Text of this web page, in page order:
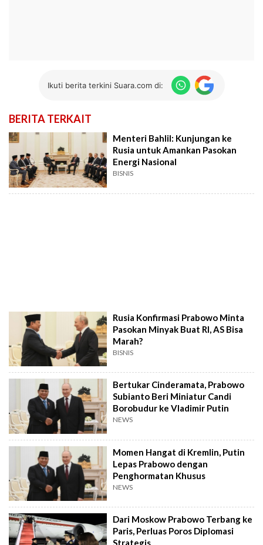
Ikuti berita terkini Suara.com di:
BERITA TERKAIT
Menteri Bahlil: Kunjungan ke
Rusia untuk Amankan Pasokan
Energi Nasional
BISNIS
Rusia Konfirmasi Prabowo Minta
Pasokan Minyak Buat RI, AS Bisa
Marah?
BISNIS
Bertukar Cinderamata, Prabowo
Subianto Beri Miniatur Candi
Borobudur ke Vladimir Putin
NEWS
Momen Hangat di Kremlin, Putin
Lepas Prabowo dengan
Penghormatan Khusus
NEWS
Dari Moskow Prabowo Terbang ke
Paris, Perluas Poros Diplomasi